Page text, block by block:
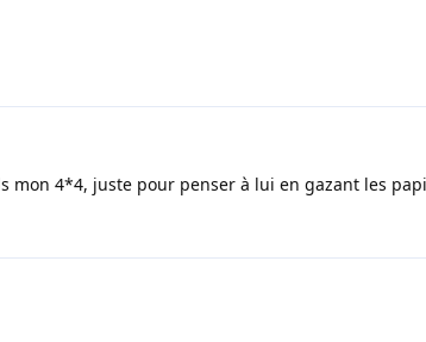
mon 4*4, juste pour penser à lui en gazant les